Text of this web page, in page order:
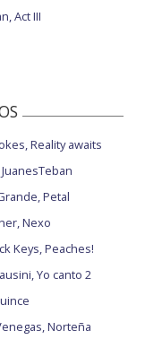
Act III
Reality awaits
Petal
Nexo
Keys, Peaches!
Yo canto 2
Norteña